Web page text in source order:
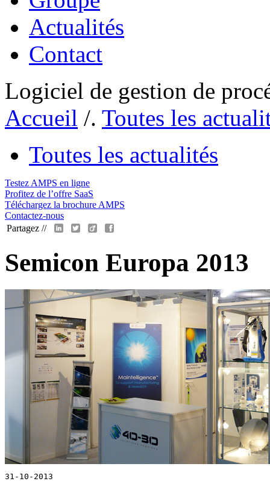
Actualités
Contact
Logiciel de gestion de
Accueil /. Toutes les
Toutes les actualités
Testez AMPS en ligne
Profitez de l’offre SaaS
Téléchargez la brochure AMPS
Contactez-nous
Partagez //
Semicon Europa 2013
31-10-2013